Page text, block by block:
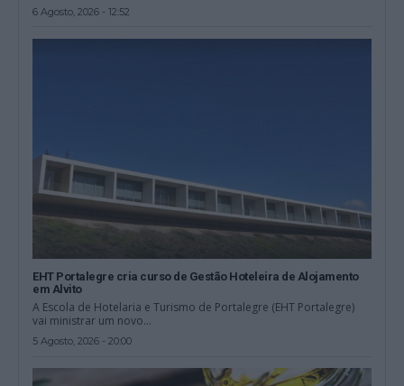
6 Agosto, 2026 - 12:52
EHT Portalegre cria curso de Gestão Hoteleira de Alojamento
em Alvito
A Escola de Hotelaria e Turismo de Portalegre (EHT Portalegre)
vai ministrar um novo...
5 Agosto, 2026 - 20:00